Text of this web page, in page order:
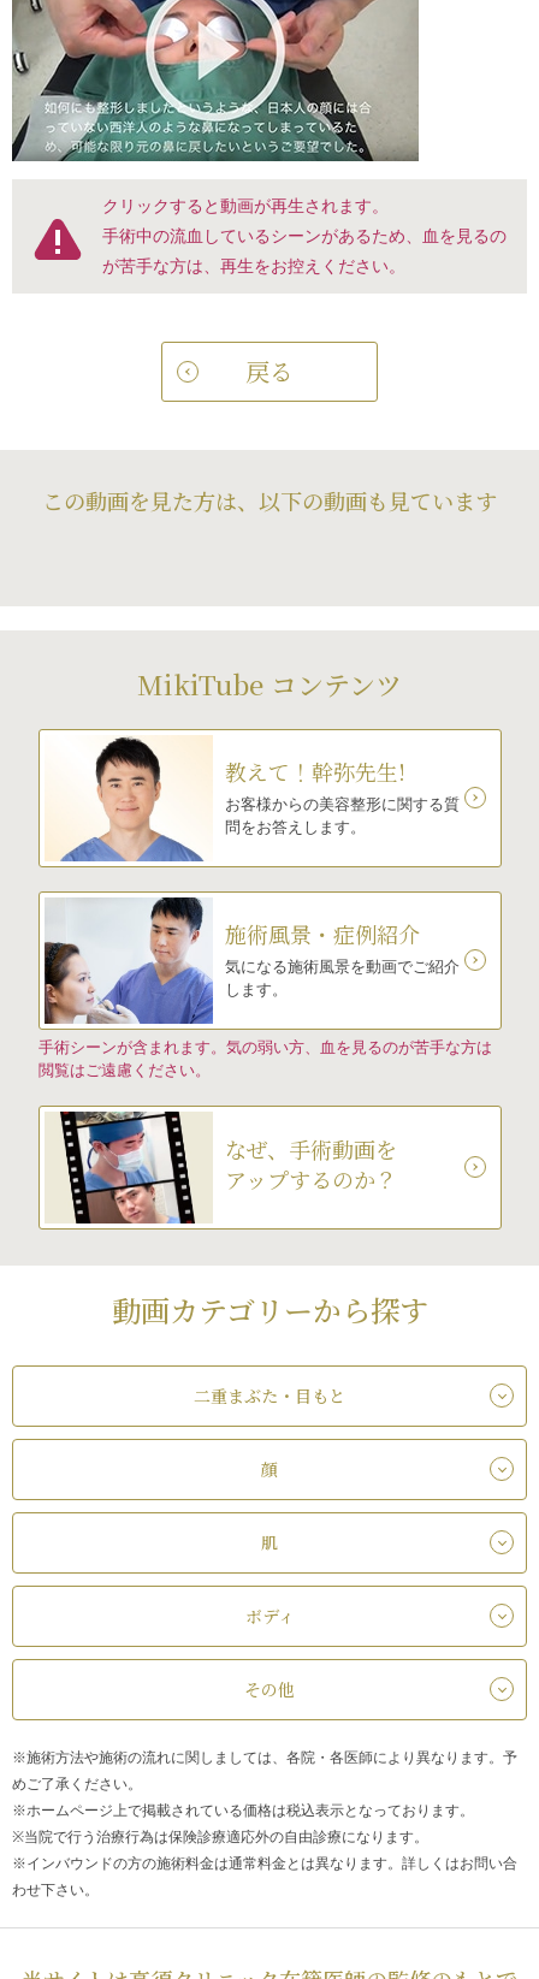
クリックすると動画が再生されます。
手術中の流血しているシーンがあるため、血を見るの
が苦手な方は、再生をお控えください。
戻る
この動画を見た方は、以下の動画も見ています
MikiTube コンテンツ
教えて！幹弥先生!
お客様からの美容整形に関する質
問をお答えします。
施術風景・症例紹介
気になる施術風景を動画でご紹介
します。
手術シーンが含まれます。気の弱い方、血を見るのが苦手な方は
閲覧はご遠慮ください。
なぜ、手術動画を
アップするのか？
動画カテゴリーから探す
二重まぶた・目もと
顔
肌
ボディ
その他
※施術方法や施術の流れに関しましては、各院・各医師により異なります。予
めご了承ください。
※ホームページ上で掲載されている価格は税込表示となっております。
※当院で行う治療行為は保険診療適応外の自由診療になります。
※インバウンドの方の施術料金は通常料金とは異なります。詳しくはお問い合
わせ下さい。